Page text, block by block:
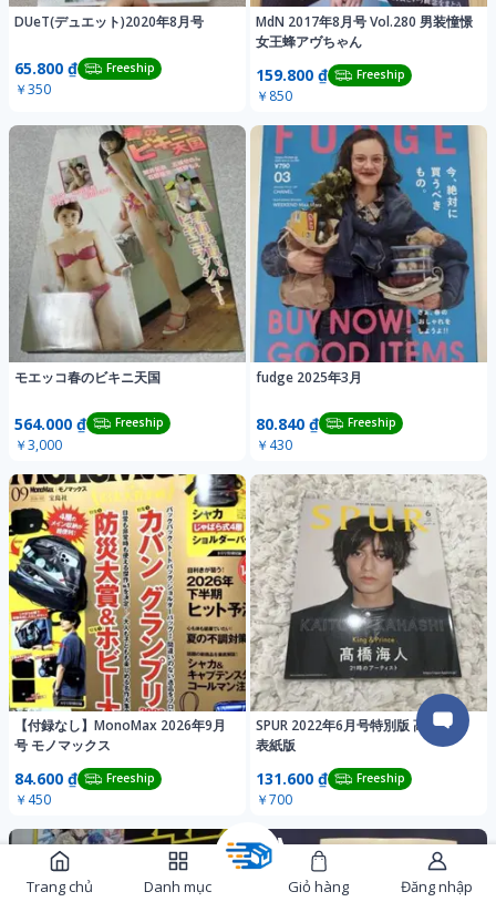
DUeT(デュエット)2020年8月号
65.800 ₫ Freeship
￥350
MdN 2017年8月号 Vol.280 男装憧憬
女王蜂アヴちゃん
159.800 ₫ Freeship
￥850
モエッコ春のビキニ天国
564.000 ₫ Freeship
￥3,000
fudge 2025年3月
80.840 ₫ Freeship
￥430
【付録なし】MonoMax 2026年9月
号 モノマックス
84.600 ₫ Freeship
￥450
SPUR 2022年6月号特別版 髙橋海人
表紙版
131.600 ₫ Freeship
￥700
Trang chủ Danh mục Giỏ hàng Đăng nhập